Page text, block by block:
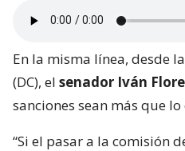
En la misma línea, desde
(DC), el senador Iván
sanciones sean más que
“Si el pasar a la comisión